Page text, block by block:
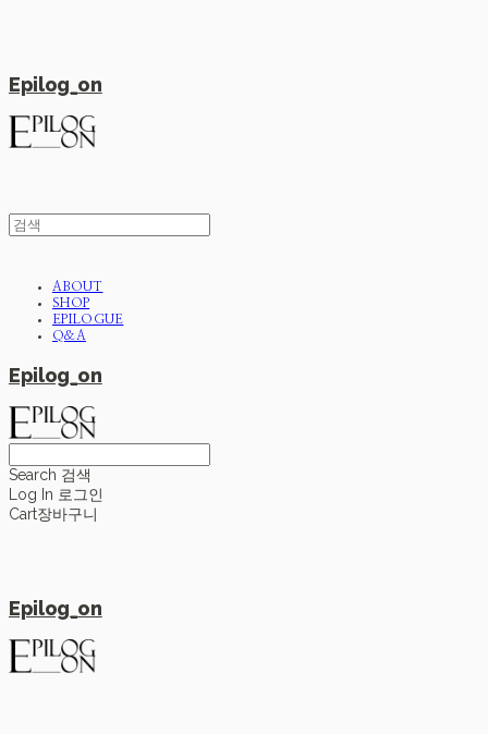
Epilog_on
ABOUT
SHOP
EPILOGUE
Q&A
Epilog_on
Search 검색
Log In 로그인
Cart장바구니
Epilog_on